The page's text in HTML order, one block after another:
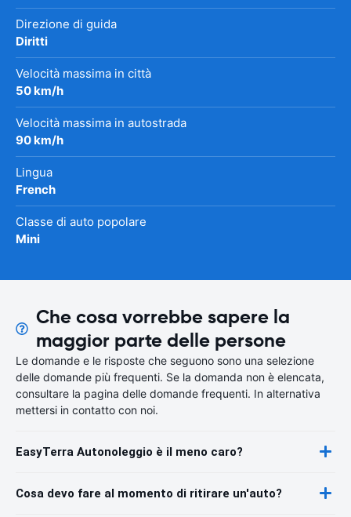
Direzione di guida
Diritti
Velocità massima in città
50 km/h
Velocità massima in autostrada
90 km/h
Lingua
French
Classe di auto popolare
Mini
Che cosa vorrebbe sapere la
maggior parte delle persone
Le domande e le risposte che seguono sono una selezione
delle domande più frequenti. Se la domanda non è elencata,
consultare la pagina delle domande frequenti. In alternativa
mettersi in contatto con noi.
EasyTerra Autonoleggio è il meno caro?
Cosa devo fare al momento di ritirare un'auto?